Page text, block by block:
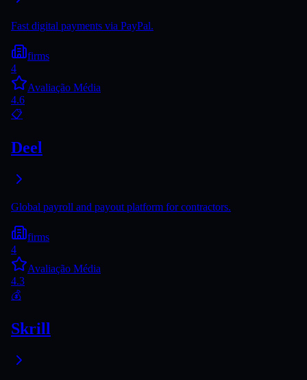
Fast digital payments via PayPal.
firms
4
Avaliação Média
4.6
📋
Deel
Global payroll and payout platform for contractors.
firms
4
Avaliação Média
4.3
💰
Skrill